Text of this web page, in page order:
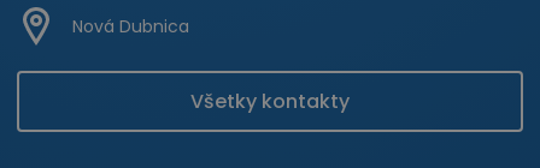
Nová Dubnica
Všetky kontakty